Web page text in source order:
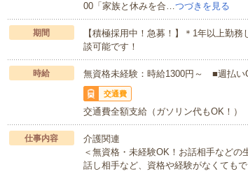
00「家族と休みを合…つづきを見る
期間
【積極採用中！急募！】＊1年以上勤
談可能です！
時給 無資格未経験：時給1300円～ ■週払
交通費
交通費全額支給（ガソリン代もOK！）
仕事内容
介護関連
＜無資格・未経験OK！お話相手など
話し相手など、資格や経験がなくても